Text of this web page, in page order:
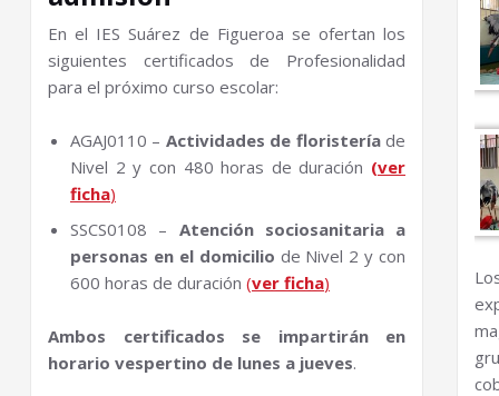
En el IES Suárez de Figueroa se ofertan los
siguientes certificados de Profesionalidad
para el próximo curso escolar:
AGAJ0110 – Actividades de floristeríade
Nivel 2 y con 480 horas de duración (ver
ficha)
SSCS0108 – Atención sociosanitaria a
personas en el domicilio de Nivel 2 y con
600 horas de duración (ver ficha)
Ambos certificados se impartirán en
horario vespertino de lunes a jueves.